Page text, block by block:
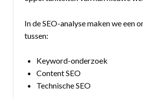
In de SEO-analyse maken we een
tussen:
Keyword-onderzoek
Content SEO
Technische SEO